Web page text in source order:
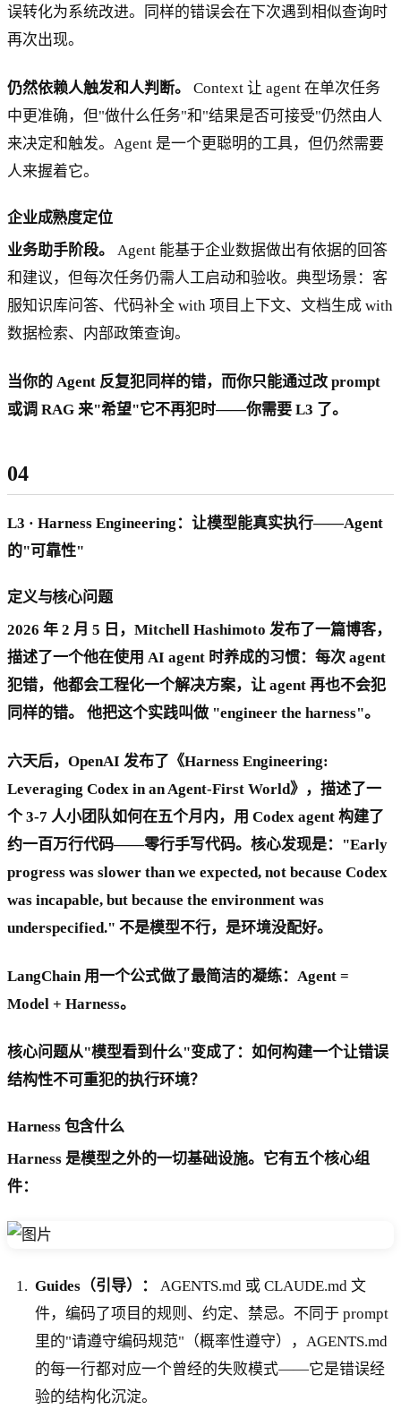
误转化为系统改进。同样的错误会在下次遇到相似查询时
再次出现。
仍然依赖人触发和人判断。
Context 让 agent 在单次任务
中更准确，但"做什么任务"和"结果是否可接受"仍然由人
来决定和触发。Agent 是一个更聪明的工具，但仍然需要
人来握着它。
企业成熟度定位
业务助手阶段。
Agent 能基于企业数据做出有依据的回答
和建议，但每次任务仍需人工启动和验收。典型场景：客
服知识库问答、代码补全 with 项目上下文、文档生成 with
数据检索、内部政策查询。
当你的 Agent 反复犯同样的错，而你只能通过改 prompt
或调 RAG 来"希望"它不再犯时——你需要 L3 了。
04
L3 · Harness Engineering：让模型能真实执行——Agent
的"可靠性"
定义与核心问题
2026 年 2 月 5 日，Mitchell Hashimoto 发布了一篇博客，
描述了一个他在使用 AI agent 时养成的习惯：每次 agent
犯错，他都会工程化一个解决方案，让 agent 再也不会犯
同样的错。 他把这个实践叫做 "engineer the harness"。
六天后，OpenAI 发布了《Harness Engineering:
Leveraging Codex in an Agent-First World》，描述了一
个 3-7 人小团队如何在五个月内，用 Codex agent 构建了
约一百万行代码——零行手写代码。核心发现是："Early
progress was slower than we expected, not because Codex
was incapable, but because the environment was
underspecified." 不是模型不行，是环境没配好。
LangChain 用一个公式做了最简洁的凝练：Agent =
Model + Harness。
核心问题从"模型看到什么"变成了：如何构建一个让错误
结构性不可重犯的执行环境？
Harness 包含什么
Harness 是模型之外的一切基础设施。它有五个核心组
件：
Guides（引导）：
AGENTS.md 或 CLAUDE.md 文
件，编码了项目的规则、约定、禁忌。不同于 prompt
里的"请遵守编码规范"（概率性遵守），AGENTS.md
的每一行都对应一个曾经的失败模式——它是错误经
验的结构化沉淀。